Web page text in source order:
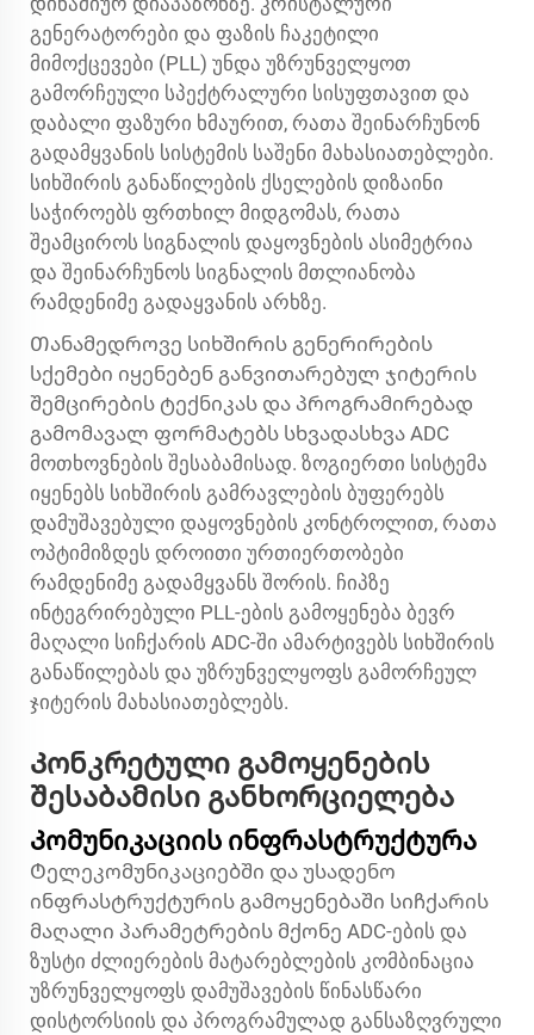
გენერატორები და ფაზის ჩაკეტილი
მიმოქცევები (PLL) უნდა უზრუნველყოთ
გამორჩეული სპექტრალური სისუფთავით და
დაბალი ფაზური ხმაურით, რათა შეინარჩუნონ
გადამყვანის სისტემის საშენი მახასიათებლები.
სიხშირის განაწილების ქსელების დიზაინი
საჭიროებს ფრთხილ მიდგომას, რათა
შეამციროს სიგნალის დაყოვნების ასიმეტრია
და შეინარჩუნოს სიგნალის მთლიანობა
რამდენიმე გადაყვანის არხზე.
Თანამედროვე სიხშირის გენერირების
სქემები იყენებენ განვითარებულ ჯიტერის
შემცირების ტექნიკას და პროგრამირებად
გამომავალ ფორმატებს სხვადასხვა ADC
მოთხოვნების შესაბამისად. ზოგიერთი სისტემა
იყენებს სიხშირის გამრავლების ბუფერებს
დამუშავებული დაყოვნების კონტროლით, რათა
ოპტიმიზდეს დროითი ურთიერთობები
რამდენიმე გადამყვანს შორის. ჩიპზე
ინტეგრირებული PLL-ების გამოყენება ბევრ
მაღალი სიჩქარის ADC-ში ამარტივებს სიხშირის
განაწილებას და უზრუნველყოფს გამორჩეულ
ჯიტერის მახასიათებლებს.
Კონკრეტული გამოყენების
შესაბამისი განხორციელება
Კომუნიკაციის ინფრასტრუქტურა
Ტელეკომუნიკაციებში და უსადენო
ინფრასტრუქტურის გამოყენებაში სიჩქარის
მაღალი პარამეტრების მქონე ADC-ების და
ზუსტი ძლიერების მატარებლების კომბინაცია
უზრუნველყოფს დამუშავების წინასწარი
დისტორსიის და პროგრამულად განსაზღვრული